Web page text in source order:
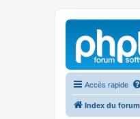
Accès rapide
Index du forum